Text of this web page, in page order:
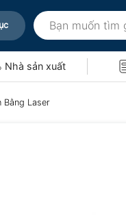
Tìm
kiếm:
Nhà sản xuất
Bằng Laser